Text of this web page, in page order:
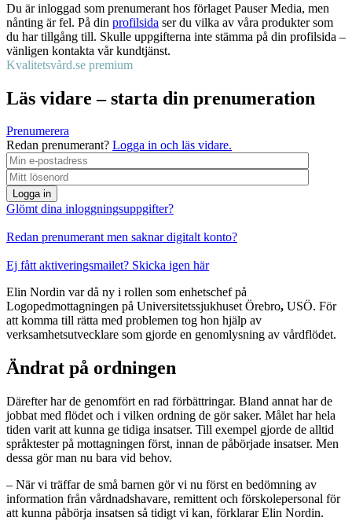
Du är inloggad som prenumerant hos förlaget Pauser Media, men
nånting är fel. På din profilsida ser du vilka av våra produkter som
du har tillgång till. Skulle uppgifterna inte stämma på din profilsida –
vänligen kontakta vår kundtjänst.
Kvalitetsvård.se premium
Läs vidare – starta din prenumeration
Prenumerera
Redan prenumerant? Logga in och läs vidare.
Logga in
Glömt dina inloggningsuppgifter?
Redan prenumerant men saknar digitalt konto?
Ej fått aktiveringsmailet? Skicka igen här
Elin Nordin var då ny i rollen som enhetschef på
Logopedmottagningen på Universitetssjukhuset Örebro, USÖ. För
att komma till rätta med problemen tog hon hjälp av
verksamhetsutvecklare som gjorde en genomlysning av vårdflödet.
Ändrat på ordningen
Därefter har de genomfört en rad förbättringar. Bland annat har de
jobbat med flödet och i vilken ordning de gör saker. Målet har hela
tiden varit att kunna ge tidiga insatser. Till exempel gjorde de alltid
språktester på mottagningen först, innan de påbörjade insatser. Men
dessa gör man nu bara vid behov.
– När vi träffar de små barnen gör vi nu först en bedömning av
information från vårdnadshavare, remittent och förskolepersonal för
att kunna påbörja insatsen så tidigt vi kan, förklarar Elin Nordin.